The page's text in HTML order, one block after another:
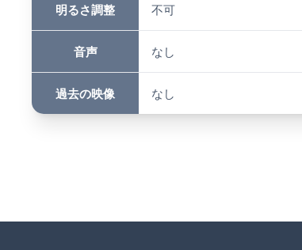
明るさ調整 不可
音声 なし
過去の映像 なし